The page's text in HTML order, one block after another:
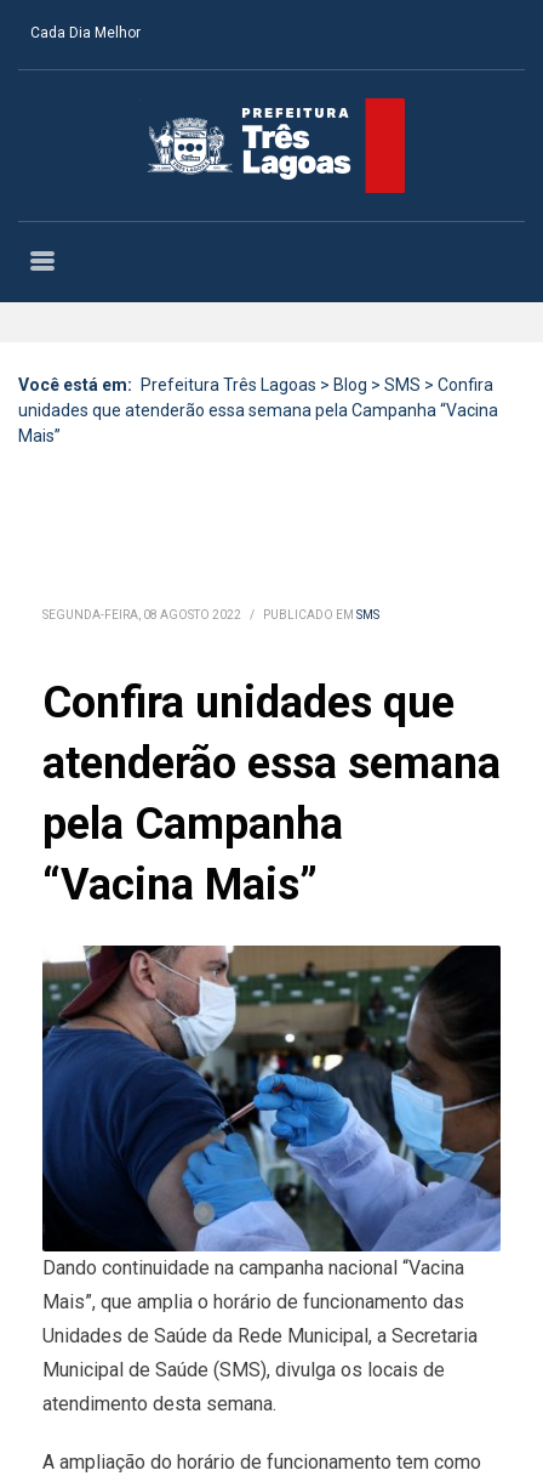
Cada Dia Melhor
Você está em: Prefeitura Três Lagoas > Blog > SMS > Confira
unidades que atenderão essa semana pela Campanha “Vacina
Mais”
SEGUNDA-FEIRA, 08 AGOSTO 2022 / PUBLICADO EM SMS
Confira unidades que
atenderão essa semana
pela Campanha
“Vacina Mais”
Dando continuidade na campanha nacional “Vacina
Mais”, que amplia o horário de funcionamento das
Unidades de Saúde da Rede Municipal, a Secretaria
Municipal de Saúde (SMS), divulga os locais de
atendimento desta semana.
A ampliação do horário de funcionamento tem como